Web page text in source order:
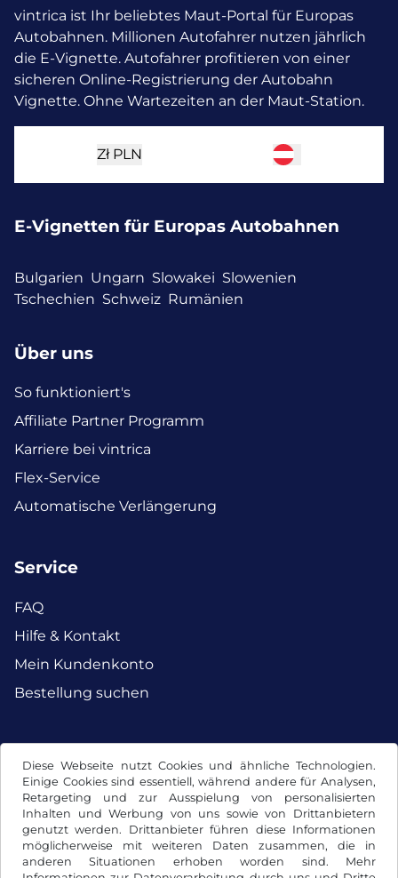
Diese Webseite nutzt Cookies und ähnliche Technologien.
Einige Cookies sind essentiell, während andere für Analysen,
Retargeting und zur Ausspielung von personalisierten
Inhalten und Werbung von uns sowie von Drittanbietern
genutzt werden. Drittanbieter führen diese Informationen
möglicherweise mit weiteren Daten zusammen, die in
anderen Situationen erhoben worden sind. Mehr
vintrica ist Ihr beliebtes Maut-Portal für Europas
Autobahnen. Millionen Autofahrer nutzen jährlich
die E-Vignette. Autofahrer profitieren von einer
sicheren Online-Registrierung der Autobahn
Vignette. Ohne Wartezeiten an der Maut-Station.
Zł PLN
E-Vignetten für Europas Autobahnen
Bulgarien Ungarn Slowakei Slowenien
Tschechien Schweiz Rumänien
Über uns
So funktioniert's
Affiliate Partner Programm
Karriere bei vintrica
Flex-Service
Automatische Verlängerung
Service
FAQ
Hilfe & Kontakt
Mein Kundenkonto
Bestellung suchen
Facebook Instagram